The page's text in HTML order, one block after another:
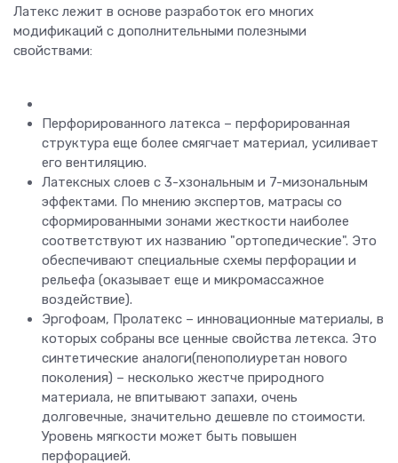
Латекс лежит в основе разработок его многих
модификаций с дополнительными полезными
свойствами:
Перфорированного латекса – перфорированная
структура еще более смягчает материал, усиливает
его вентиляцию.
Латексных слоев с 3-хзональным и 7-мизональным
эффектами. По мнению экспертов, матрасы со
сформированными зонами жесткости наиболее
соответствуют их названию "ортопедические". Это
обеспечивают специальные схемы перфорации и
рельефа (оказывает еще и микромассажное
воздействие).
Эргофоам, Пролатекс – инновационные материалы, в
которых собраны все ценные свойства летекса. Это
синтетические аналоги(пенополиуретан нового
поколения) – несколько жестче природного
материала, не впитывают запахи, очень
долговечные, значительно дешевле по стоимости.
Уровень мягкости может быть повышен
перфорацией.